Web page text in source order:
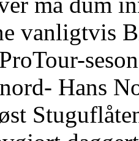
vanligtvis
Hans